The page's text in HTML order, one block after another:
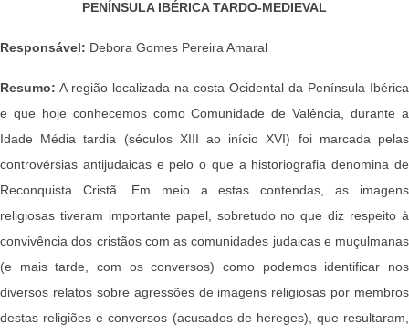
PENÍNSULA IBÉRICA TARDO-MEDIEVAL
Responsável: Debora Gomes Pereira Amaral
Resumo: A região localizada na costa Ocidental da Península Ibérica
e que hoje conhecemos como Comunidade de Valência, durante a
Idade Média tardia (séculos XIII ao início XVI) foi marcada pelas
controvérsias antijudaicas e pelo o que a historiografia denomina de
Reconquista Cristã. Em meio a estas contendas, as imagens
religiosas tiveram importante papel, sobretudo no que diz respeito à
convivência dos cristãos com as comunidades judaicas e muçulmanas
(e mais tarde, com os conversos) como podemos identificar nos
diversos relatos sobre agressões de imagens religiosas por membros
destas religiões e conversos (acusados de hereges), que resultaram,